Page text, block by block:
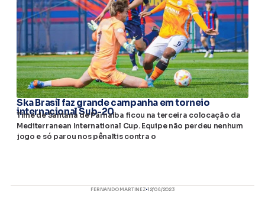
Ska Brasil faz grande campanha em torneio
internacional Sub-20
Time de Santana de Parnaíba ficou na terceira colocação da
Mediterranean International Cup. Equipe não perdeu nenhum
jogo e só parou nos pênaltis contra o
FERNANDO MARTINEZ 12/04/2023